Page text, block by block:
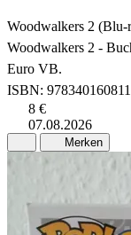
Woodwalkers 2
Woodwalkers 2 -
Euro VB.
ISBN:
8 €
07.08.2026
Merken